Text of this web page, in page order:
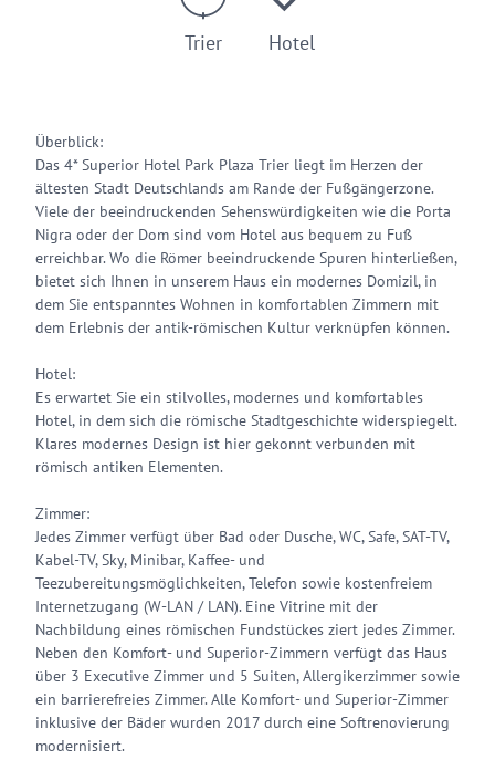
Trier Hotel
Überblick:
Das 4* Superior Hotel Park Plaza Trier liegt im Herzen der
ältesten Stadt Deutschlands am Rande der Fußgängerzone.
Viele der beeindruckenden Sehenswürdigkeiten wie die Porta
Nigra oder der Dom sind vom Hotel aus bequem zu Fuß
erreichbar. Wo die Römer beeindruckende Spuren hinterließen,
bietet sich Ihnen in unserem Haus ein modernes Domizil, in
dem Sie entspanntes Wohnen in komfortablen Zimmern mit
dem Erlebnis der antik-römischen Kultur verknüpfen können.
Hotel:
Es erwartet Sie ein stilvolles, modernes und komfortables
Hotel, in dem sich die römische Stadtgeschichte widerspiegelt.
Klares modernes Design ist hier gekonnt verbunden mit
römisch antiken Elementen.
Zimmer:
Jedes Zimmer verfügt über Bad oder Dusche, WC, Safe, SAT-TV,
Kabel-TV, Sky, Minibar, Kaffee- und
Teezubereitungsmöglichkeiten, Telefon sowie kostenfreiem
Internetzugang (W-LAN / LAN). Eine Vitrine mit der
Nachbildung eines römischen Fundstückes ziert jedes Zimmer.
Neben den Komfort- und Superior-Zimmern verfügt das Haus
über 3 Executive Zimmer und 5 Suiten, Allergikerzimmer sowie
ein barrierefreies Zimmer. Alle Komfort- und Superior-Zimmer
inklusive der Bäder wurden 2017 durch eine Softrenovierung
modernisiert.